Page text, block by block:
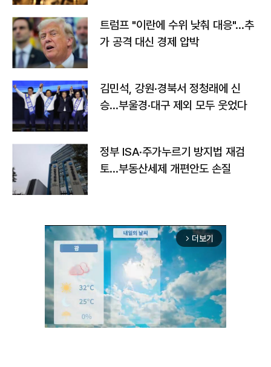
트럼프 "이란에 수위 낮춰 대응"…추
가 공격 대신 경제 압박
김민석, 강원·경북서 정청래에 신
승…부울경·대구 제외 모두 웃었다
정부 ISA·주가누르기 방지법 재검
토…부동산세제 개편안도 손질
arrow_forward_ios 더보기